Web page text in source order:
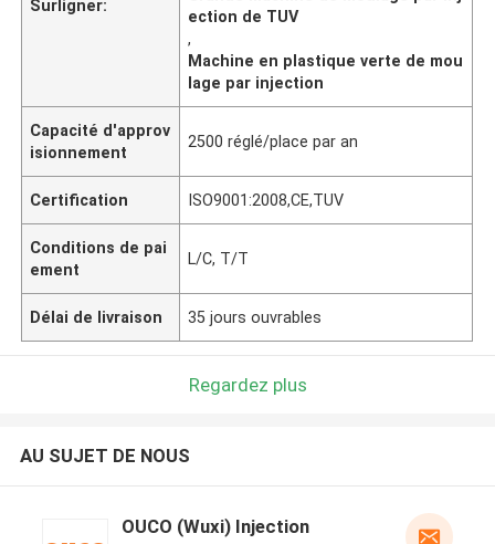
Surligner:
ection de TUV
,
Machine en plastique verte de mou
lage par injection
Capacité d'approv
isionnement
2500 réglé/place par an
Certification ISO9001:2008,CE,TUV
Conditions de pai
ement
L/C, T/T
Délai de livraison 35 jours ouvrables
Regardez plus
AU SUJET DE NOUS
OUCO (Wuxi) Injection